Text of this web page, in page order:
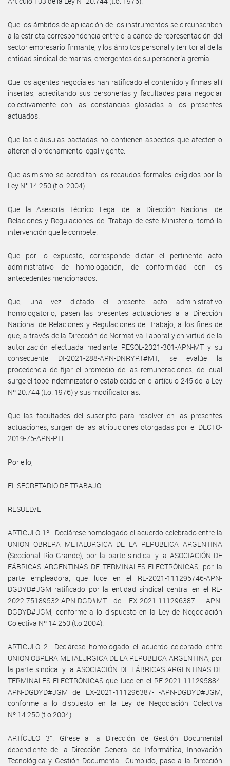
Que los ámbitos de aplicación de los instrumentos se circunscriben
a la estricta correspondencia entre el alcance de representación del
sector empresario firmante, y los ámbitos personal y territorial de la
entidad sindical de marras, emergentes de su personería gremial.
Que los agentes negociales han ratificado el contenido y firmas allí
insertas, acreditando sus personerías y facultades para negociar
colectivamente con las constancias glosadas a los presentes
actuados.
Que las cláusulas pactadas no contienen aspectos que afecten o
alteren el ordenamiento legal vigente.
Que asimismo se acreditan los recaudos formales exigidos por la
Ley N° 14.250 (t.o. 2004).
Que la Asesoría Técnico Legal de la Dirección Nacional de
Relaciones y Regulaciones del Trabajo de este Ministerio, tomó la
intervención que le compete.
Que por lo expuesto, corresponde dictar el pertinente acto
administrativo de homologación, de conformidad con los
antecedentes mencionados.
Que, una vez dictado el presente acto administrativo
homologatorio, pasen las presentes actuaciones a la Dirección
Nacional de Relaciones y Regulaciones del Trabajo, a los fines de
que, a través de la Dirección de Normativa Laboral y en virtud de la
autorización efectuada mediante RESOL-2021-301-APN-MT y su
consecuente DI-2021-288-APN-DNRYRT#MT, se evalúe la
procedencia de fijar el promedio de las remuneraciones, del cual
surge el tope indemnizatorio establecido en el artículo 245 de la Ley
Nº 20.744 (t.o. 1976) y sus modificatorias.
Que las facultades del suscripto para resolver en las presentes
actuaciones, surgen de las atribuciones otorgadas por el DECTO-
2019-75-APN-PTE.
Por ello,
EL SECRETARIO DE TRABAJO
RESUELVE:
ARTICULO 1º.- Declárese homologado el acuerdo celebrado entre la
UNION OBRERA METALURGICA DE LA REPUBLICA ARGENTINA
(Seccional Rio Grande), por la parte sindical y la ASOCIACIÓN DE
FÁBRICAS ARGENTINAS DE TERMINALES ELECTRÓNICAS, por la
parte empleadora, que luce en el RE-2021-111295746-APN-
DGDYD#JGM ratificado por la entidad sindical central en el RE-
2022-75189532-APN-DGD#MT del EX-2021-111296387- -APN-
DGDYD#JGM, conforme a lo dispuesto en la Ley de Negociación
Colectiva Nº 14.250 (t.o 2004).
ARTICULO 2.- Declárese homologado el acuerdo celebrado entre
UNION OBRERA METALURGICA DE LA REPUBLICA ARGENTINA, por
la parte sindical y la ASOCIACIÓN DE FÁBRICAS ARGENTINAS DE
TERMINALES ELECTRÓNICAS que luce en el RE-2021-111295884-
APN-DGDYD#JGM del EX-2021-111296387- -APN-DGDYD#JGM,
conforme a lo dispuesto en la Ley de Negociación Colectiva
Nº 14.250 (t.o 2004).
ARTÍCULO 3°. Gírese a la Dirección de Gestión Documental
dependiente de la Dirección General de Informática, Innovación
Tecnológica y Gestión Documental. Cumplido, pase a la Dirección